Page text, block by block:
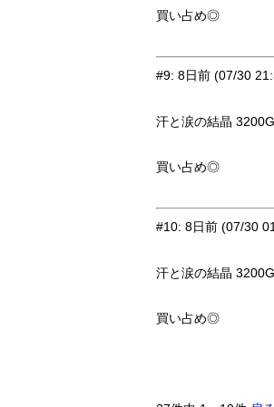
買い占め◎
#9: 8日前 (07/30
汗と涙の結晶
買い占め◎
#10: 8日前 (07/30
汗と涙の結晶
買い占め◎